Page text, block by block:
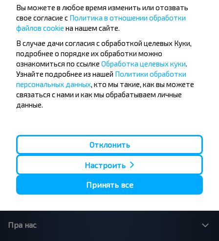
Папулярныя аўтобусныя
напрамкі
Орша - Могилёв
Мінск - Несвиж
Мінск - Могилёв
Мінск - Пинск
Мінск - Брест
Мінск - Гомель
Мінск - Баранавiчы
Гомель - Мінск
Брест - Тересполь
Брест - Беловежская Пуща
Брест - Мінск
Вильнюс - Мінск
Москва - Брест
Мінск - Варшава
Москва - Баранавiчы
Брест - Люблин
Брест - Варшава
Пра нас
Вы можете в любое время изменить или отозвать
свое согласие с Политика в отношении обработки
файлов cookie на нашем сайте.
В случае дачи согласия с обработкой целевых Куки,
подробнее о порядке их обработки можно
ознакомиться по ссылке Обработка целевых куки.
Узнайте подробнее из нашей Политики обработки
персональных данных, кто мы такие, как вы можете
связаться с нами и как мы обрабатываем личные
данные.
Отклонить
Настроить
Принять все